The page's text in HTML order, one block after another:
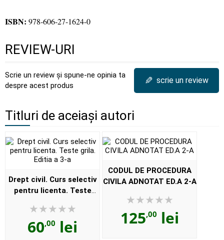
ISBN: 978-606-27-1624-0
REVIEW-URI
Scrie un review și spune-ne opinia ta
despre acest produs
✎ scrie un review
Titluri de aceiași autori
Drept civil. Curs selectiv
pentru licenta. Teste
60,00 lei
CODUL DE PROCEDURA
CIVILA ADNOTAT ED.A 2-A
125,00 lei